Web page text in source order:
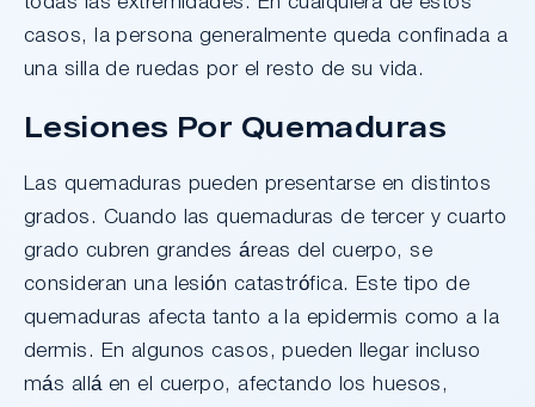
casos, la persona generalmente queda confinada a
una silla de ruedas por el resto de su vida.
Lesiones Por Quemaduras
Las quemaduras pueden presentarse en distintos
grados. Cuando las quemaduras de tercer y cuarto
grado cubren grandes áreas del cuerpo, se
consideran una lesión catastrófica. Este tipo de
quemaduras afecta tanto a la epidermis como a la
dermis. En algunos casos, pueden llegar incluso
más allá en el cuerpo, afectando los huesos,